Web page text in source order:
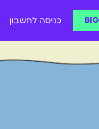
כניסה לחשבון